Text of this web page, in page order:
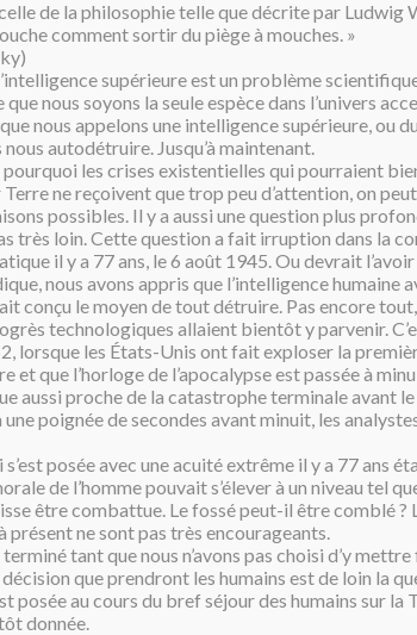
de la philosophie telle que décrite par Ludwig
comment sortir du piège à mouches. »
supérieure est un problème
nous soyons la seule espèce dans l’univers
nous appelons une intelligence supérieure, ou
autodétruire. Jusqu’à maintenant.
les crises existentielles qui pourraient
ne reçoivent que trop peu d’attention, on
possibles. Il y a aussi une question plus
très loin. Cette question a fait irruption dans la
il y a 77 ans, le 6 août 1945. Ou devrait
nous avons appris que l’intelligence humaine
conçu le moyen de tout détruire. Pas encore
technologiques allaient bientôt y parvenir.
lorsque les États-Unis ont fait exploser la
et que l’horloge de l’apocalypse est passée à
aussi proche de la catastrophe terminale avant
une poignée de secondes avant minuit, les
posée avec une acuité extrême il y a 77 ans
de l’homme pouvait s’élever à un niveau tel
être combattue. Le fossé peut-il être comblé ?
présent ne sont pas très encourageants.
terminé tant que nous n’avons pas choisi d’y
que prendront les humains est de loin la
posée au cours du bref séjour des humains sur la
donnée.